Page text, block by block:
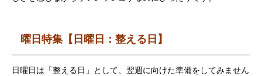
曜日特集【日曜日：整える日】
日曜日は「整える日」として、翌週に向けた準備をしてみません